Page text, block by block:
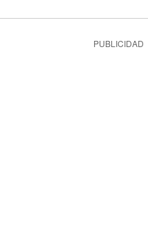
PUBLICIDAD